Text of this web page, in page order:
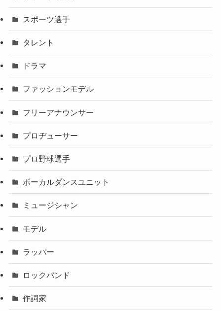
スポーツ選手
タレント
ドラマ
ファッションモデル
フリーアナウンサー
プロヂューサー
プロ野球選手
ボーカルダンスユニット
ミュージシャン
モデル
ラッパー
ロックバンド
作詞家